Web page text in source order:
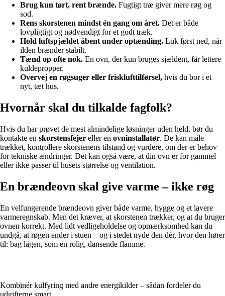
Brug kun tørt, rent brænde. Fugtigt træ giver mere røg og
sod.
Rens skorstenen mindst én gang om året. Det er både
lovpligtigt og nødvendigt for et godt træk.
Hold luftspjældet åbent under optænding. Luk først ned, når
ilden brænder stabilt.
Tænd op ofte nok. En ovn, der kun bruges sjældent, får lettere
kuldepropper.
Overvej en røgsuger eller frisklufttilførsel, hvis du bor i et
nyt, tæt hus.
Hvornår skal du tilkalde fagfolk?
Hvis du har prøvet de mest almindelige løsninger uden held, bør du
kontakte en skorstensfejer eller en ovninstallatør. De kan måle
trækket, kontrollere skorstenens tilstand og vurdere, om der er behov
for tekniske ændringer. Det kan også være, at din ovn er for gammel
eller ikke passer til husets størrelse og ventilation.
En brændeovn skal give varme – ikke røg
En velfungerende brændeovn giver både varme, hygge og et lavere
varmeregnskab. Men det kræver, at skorstenen trækker, og at du bruger
ovnen korrekt. Med lidt vedligeholdelse og opmærksomhed kan du
undgå, at røgen ender i stuen – og i stedet nyde den dér, hvor den hører
til: bag lågen, som en rolig, dansende flamme.
Kombinér kulfyring med andre energikilder – sådan fordeler du
udgifterne smart